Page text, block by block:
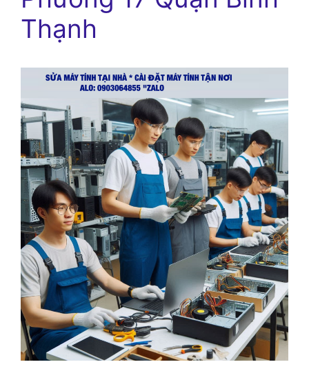
Thạnh